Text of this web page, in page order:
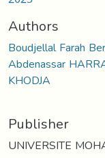
Authors
Boudjellal Farah
Abdenassar
KHODJA
Publisher
UNIVERSITE